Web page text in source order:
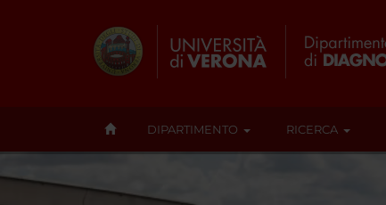
DIPARTIMENTO RICERCA